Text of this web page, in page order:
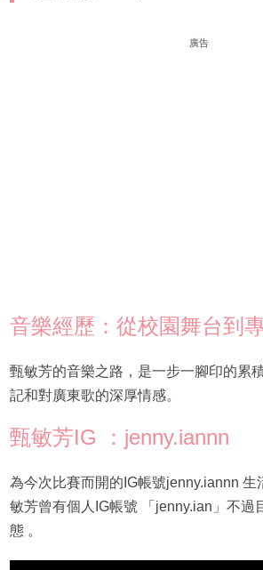
廣告
音樂經歷：從校園舞台到
甄敏芳的音樂之路，是一步一腳印的累
記和對廣東歌的深厚情感。
甄敏芳IG ：jenny.iannn
為今次比賽而開的IG帳號jenny.iannn 生
敏芳曾有個人IG帳號 「jenny.ian」不過
態 。